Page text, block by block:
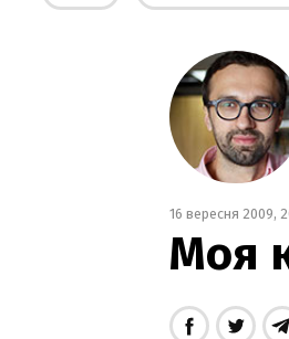
16 вересня 2009,
Моя